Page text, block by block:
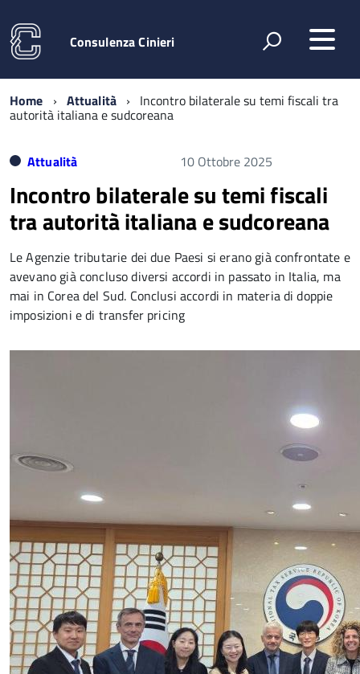
Consulenza Cinieri
Home Attualità Incontro bilaterale su temi fiscali tra
autorità italiana e sudcoreana
Attualità 10 Ottobre 2025
Incontro bilaterale su temi fiscali
tra autorità italiana e sudcoreana
Le Agenzie tributarie dei due Paesi si erano già confrontate e
avevano già concluso diversi accordi in passato in Italia, ma
mai in Corea del Sud. Conclusi accordi in materia di doppie
imposizioni e di transfer pricing